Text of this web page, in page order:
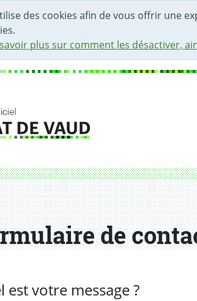
des cookies afin de vous offrir une
plus sur comment les désactiver,
DU CONTENU DE LA PAGE
AU CHAMP DE RECHERCHE
DE CONTACT
de contact
de
est votre message ?